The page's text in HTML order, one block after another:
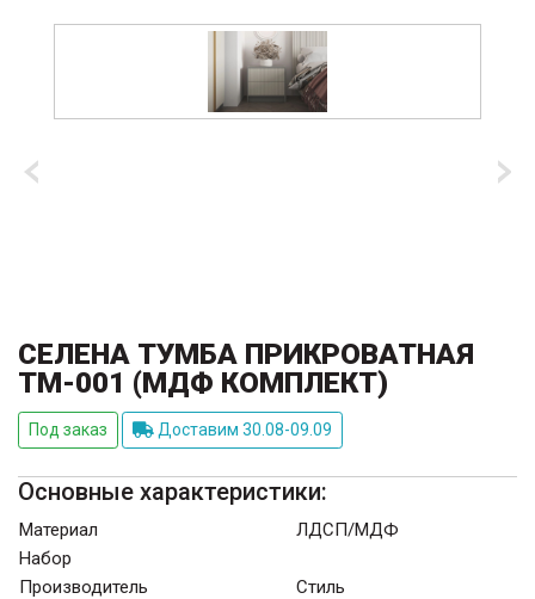
СЕЛЕНА ТУМБА ПРИКРОВАТНАЯ
ТМ-001 (МДФ КОМПЛЕКТ)
Под заказ Доставим 30.08-09.09
Основные характеристики:
Материал
ЛДСП/МДФ
Набор
Производитель
Стиль